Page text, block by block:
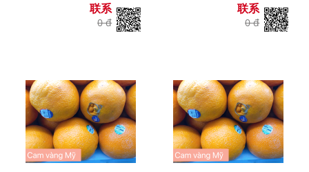
联系
0 đ
联系
0 đ